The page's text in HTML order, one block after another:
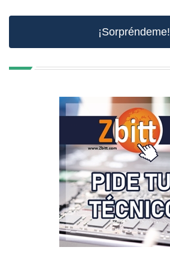
¡Sorpréndeme!